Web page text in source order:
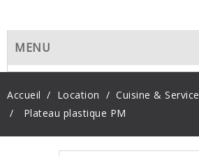
MENU
Accueil Location Cuisine & Service
Plateau plastique PM